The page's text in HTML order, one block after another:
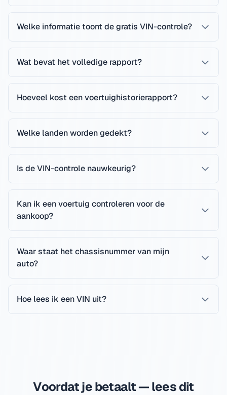
Welke informatie toont de gratis VIN-controle?
Wat bevat het volledige rapport?
Hoeveel kost een voertuighistorierapport?
Welke landen worden gedekt?
Is de VIN-controle nauwkeurig?
Kan ik een voertuig controleren voor de
aankoop?
Waar staat het chassisnummer van mijn
auto?
Hoe lees ik een VIN uit?
Voordat je betaalt — lees dit